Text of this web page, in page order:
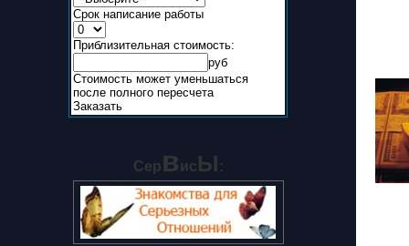
Срок написание работы
Приблизительная стоимость:
руб
Стоимость может уменьшаться
после полного пересчета
Заказать
СервисЫ :